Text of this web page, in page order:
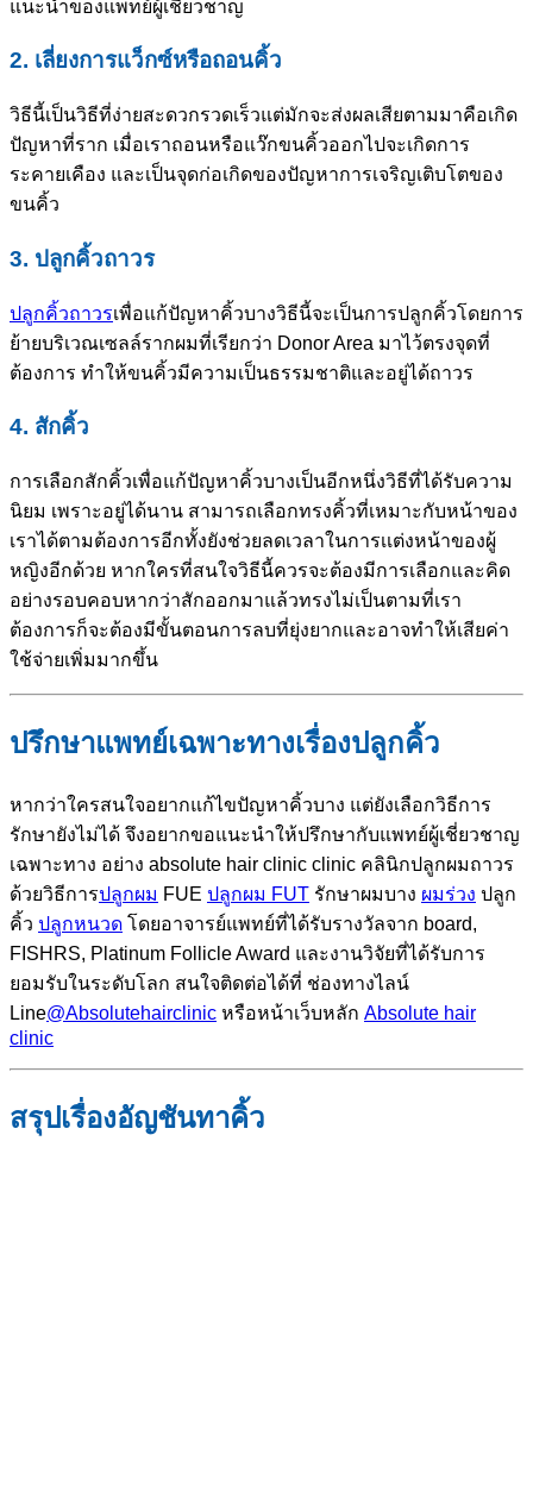
แนะนำของแพทย์ผู้เชี่ยวชาญ
2. เลี่ยงการแว็กซ์หรือถอนคิ้ว
วิธีนี้เป็นวิธีที่ง่ายสะดวกรวดเร็วแต่มักจะส่งผลเสียตามมาคือเกิด
ปัญหาที่ราก เมื่อเราถอนหรือแว๊กขนคิ้วออกไปจะเกิดการ
ระคายเคือง และเป็นจุดก่อเกิดของปัญหาการเจริญเติบโตของ
ขนคิ้ว
3. ปลูกคิ้วถาวร
ปลูกคิ้วถาวรเพื่อแก้ปัญหาคิ้วบางวิธีนี้จะเป็นการปลูกคิ้วโดยการ
ย้ายบริเวณเซลล์รากผมที่เรียกว่า Donor Area มาไว้ตรงจุดที่
ต้องการ ทำให้ขนคิ้วมีความเป็นธรรมชาติและอยู่ได้ถาวร
4. สักคิ้ว
การเลือกสักคิ้วเพื่อแก้ปัญหาคิ้วบางเป็นอีกหนึ่งวิธีที่ได้รับความ
นิยม เพราะอยู่ได้นาน สามารถเลือกทรงคิ้วที่เหมาะกับหน้าของ
เราได้ตามต้องการอีกทั้งยังช่วยลดเวลาในการเเต่งหน้าของผู้
หญิงอีกด้วย หากใครที่สนใจวิธีนี้ควรจะต้องมีการเลือกและคิด
อย่างรอบคอบหากว่าสักออกมาแล้วทรงไม่เป็นตามที่เรา
ต้องการก็จะต้องมีขั้นตอนการลบที่ยุ่งยากและอาจทำให้เสียค่า
ใช้จ่ายเพิ่มมากขึ้น
ปรึกษาแพทย์เฉพาะทางเรื่องปลูกคิ้ว
หากว่าใครสนใจอยากแก้ไขปัญหาคิ้วบาง แต่ยังเลือกวิธีการ
รักษายังไม่ได้ จึงอยากขอแนะนำให้ปรึกษากับแพทย์ผู้เชี่ยวชาญ
เฉพาะทาง อย่าง absolute hair clinic clinic คลินิกปลูกผมถาวร
ด้วยวิธีการปลูกผม FUE ปลูกผม FUT รักษาผมบาง ผมร่วง ปลูก
คิ้ว ปลูกหนวด โดยอาจารย์แพทย์ที่ได้รับรางวัลจาก board,
FISHRS, Platinum Follicle Award และงานวิจัยที่ได้รับการ
ยอมรับในระดับโลก สนใจติดต่อได้ที่ ช่องทางไลน์
Line@Absolutehairclinic หรือหน้าเว็บหลัก Absolute hair
clinic
สรุปเรื่องอัญชันทาคิ้ว